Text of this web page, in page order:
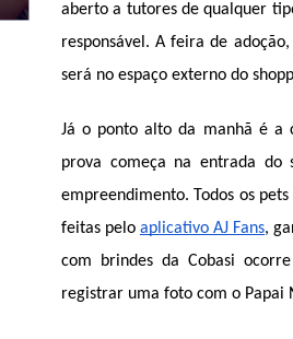
aberto a tutores de qualquer
responsável. A feira de
será no espaço externo do
Já o ponto alto da manhã é a
prova começa na entrada do
empreendimento. Todos os
feitas pelo aplicativo AJ Fans,
com brindes da Cobasi
registrar uma foto com o Papai